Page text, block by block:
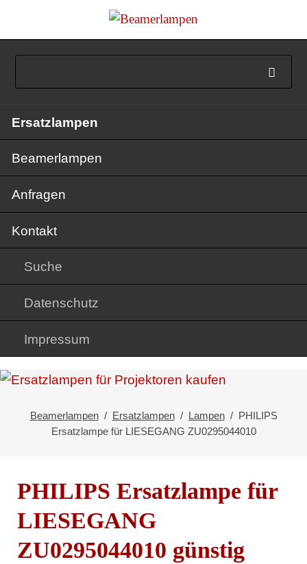
überspringen
Ersatzlampen
Beamerlampen
Anfragen
Kontakt
Suche
Datenschutz
Impressum
Beamerlampen Ersatzlampen Lampen
PHILIPS
Ersatzlampe für LIESEGANG ZU0295044010
PHILIPS Ersatzlampe für
LIESEGANG
ZU0295044010 günstig